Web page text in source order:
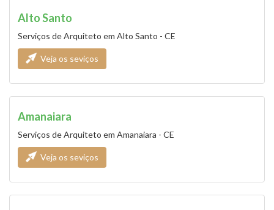
Alto Santo
Serviços de Arquiteto em Alto Santo - CE
Veja os seviços
Amanaiara
Serviços de Arquiteto em Amanaiara - CE
Veja os seviços